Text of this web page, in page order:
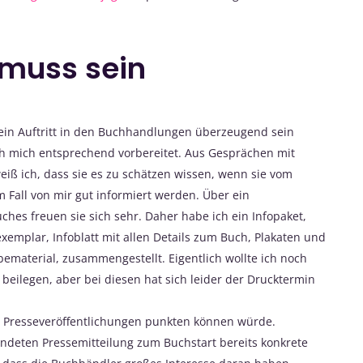
sein
Auftritt in den Buchhandlungen überzeugend sein
mich entsprechend vorbereitet. Aus Gesprächen mit
ich, dass sie es zu schätzen wissen, wenn sie vom
Fall von mir gut informiert werden. Über ein
freuen sie sich sehr. Daher habe ich ein Infopaket,
Infoblatt mit allen Details zum Buch, Plakaten und
zusammengestellt. Eigentlich wollte ich noch
aber bei diesen hat sich leider der Drucktermin
punkten können würde.
Pressemitteilung zum Buchstart bereits konkrete